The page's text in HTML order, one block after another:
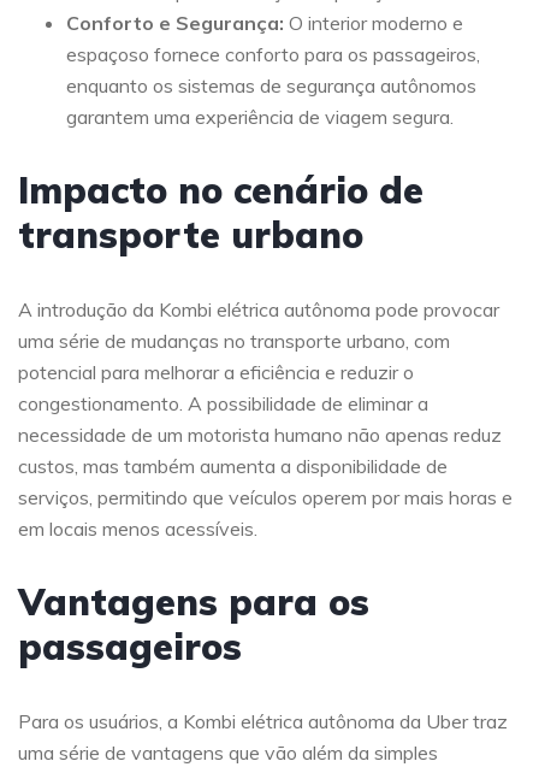
Conforto e Segurança: O interior moderno e
espaçoso fornece conforto para os passageiros,
enquanto os sistemas de segurança autônomos
garantem uma experiência de viagem segura.
Impacto no cenário de
transporte urbano
A introdução da Kombi elétrica autônoma pode provocar
uma série de mudanças no transporte urbano, com
potencial para melhorar a eficiência e reduzir o
congestionamento. A possibilidade de eliminar a
necessidade de um motorista humano não apenas reduz
custos, mas também aumenta a disponibilidade de
serviços, permitindo que veículos operem por mais horas e
em locais menos acessíveis.
Vantagens para os
passageiros
Para os usuários, a Kombi elétrica autônoma da Uber traz
uma série de vantagens que vão além da simples